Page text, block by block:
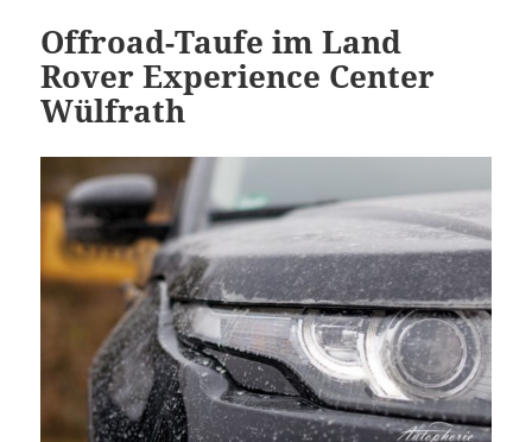
Offroad-Taufe im Land
Rover Experience Center
Wülfrath